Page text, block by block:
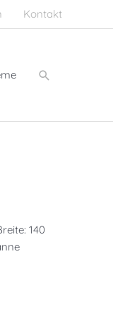
Kontakt
Suchen
140